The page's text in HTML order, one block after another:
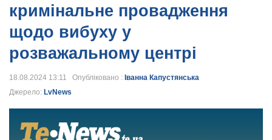
кримінальне провадження
щодо вибуху у
розважальному центрі
18.08.2024 13:11 Опубліковано : Іванна Капустянська
Джерело: LvNews